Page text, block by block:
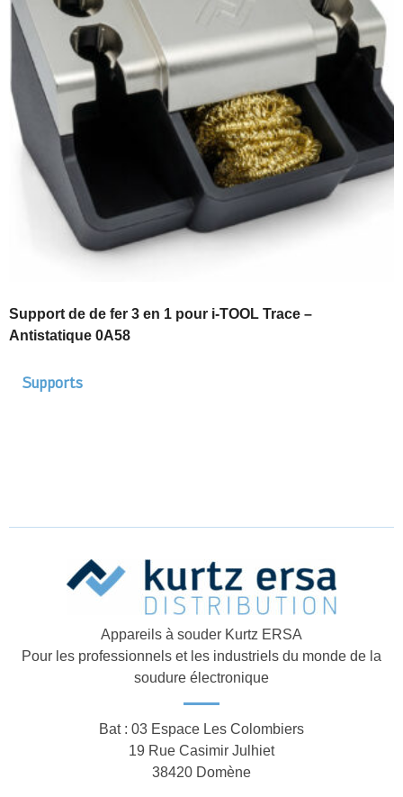
Support de de fer 3 en 1 pour i-TOOL Trace –
Antistatique 0A58
Supports
Appareils à souder Kurtz ERSA
Pour les professionnels et les industriels du monde de la
soudure électronique
Bat : 03 Espace Les Colombiers
19 Rue Casimir Julhiet
38420 Domène